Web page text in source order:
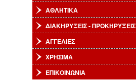
ΑΘΛΗΤΙΚΑ
ΔΙΑΚΗΡΥΞΕΙΣ - ΠΡΟΚΗΡΥΞΕΙΣ
ΑΓΓΕΛΙΕΣ
ΧΡΗΣΙΜΑ
ΕΠΙΚΟΙΝΩΝΙΑ